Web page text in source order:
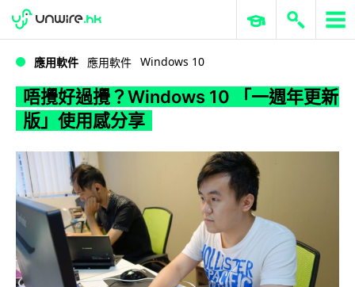
WWDC 2026 ERP 與商業 AI
應用軟件 應用軟件 Windows 10
唔攪好過攪？Windows 10 「一週年更新
版」使用感分享